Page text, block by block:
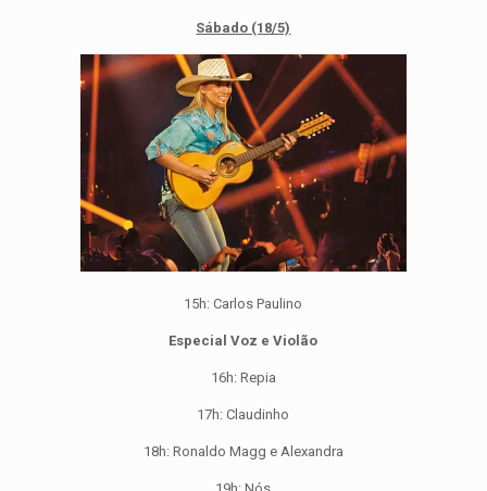
Sábado (18/5)
15h: Carlos Paulino
Especial Voz e Violão
16h: Repia
17h: Claudinho
18h: Ronaldo Magg e Alexandra